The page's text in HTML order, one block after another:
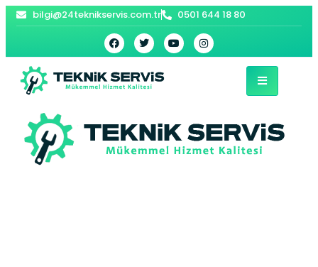
bilgi@24teknikservis.com.tr 0501 644 18 80